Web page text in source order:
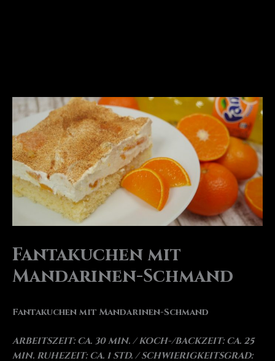
Fantakuchen mit
Mandarinen-Schmand
Fantakuchen mit Mandarinen-Schmand
ARBEITSZEIT: CA. 30 MIN. / KOCH-/BACKZEIT: CA. 25
MIN. RUHEZEIT: CA. 1 STD. / SCHWIERIGKEITSGRAD: